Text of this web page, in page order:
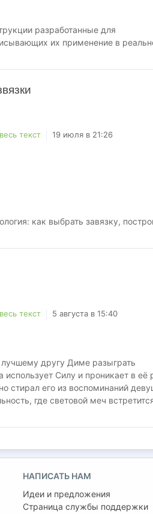
разработанные для
их применение в
весь текст 19 июля в 21:26
как выбрать завязку,
чтобы читатель не сказал «ну и
примеры.
любимое время года» (от завязки
конфликтный диалог,
свою историю.
и взрослому, который
Поэтому вместо «пиши, как
сюжету. Это моя
весь текст 5 августа в 15:40
другу Диме разыграть
Силу и проникает в её
стирал его из воспоминаний
где световой меч
НАПИСАТЬ НАМ
Идеи и предложения
Страница службы поддержки